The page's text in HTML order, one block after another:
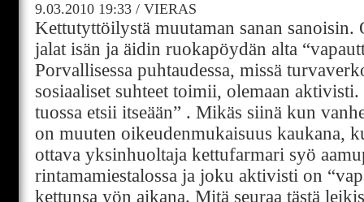
9.03.2010 19:33 / VIERAS
Kettutyttöilystä muutaman sanan sanoisin.
jalat isän ja äidin ruokapöydän alta
Porvallisessa puhtaudessa, missä
sosiaaliset suhteet toimii, olemaan
tuossa etsii itseään” . Mikäs siinä kun
on muuten oikeudenmukaisuus kaukana,
ottava yksinhuoltaja kettufarmari syö
rintamamiestalossa ja joku aktivisti on
kettunsa yön aikana. Mitä seuraa tästä